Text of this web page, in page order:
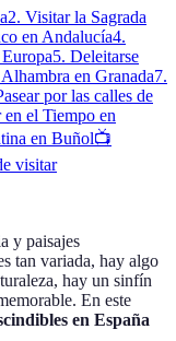
2. Visitar la Sagrada
en Andalucía4.
5. Deleitarse
en Granada7.
por las calles de
el Tiempo en
en Buñol📺
visitar
y paisajes
tan variada, hay algo
hay un sinfín
En este
en España